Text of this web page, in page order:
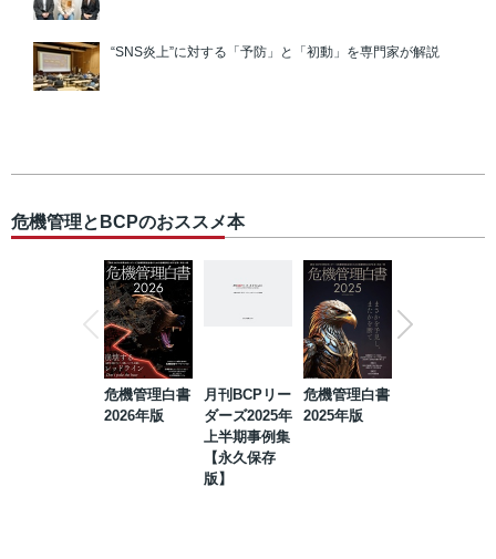
“SNS炎上”に対する「予防」と「初動」を専門家が解説
危機管理とBCPのおススメ本
危機管理白書
2026年版
月刊BCPリー
ダーズ2025年
上半期事例集
【永久保存
版】
危機管理白書
2025年版